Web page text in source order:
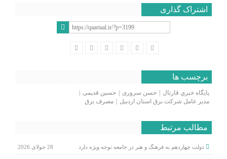
اشتراک گذاری
برچسب ها
پايگاه خبري قارتال حسن سروری
حسین قدیمی
مدیر عامل شرکت برق استان اردبیل
مصرف برق
مطالب مرتبط
دولت چهاردهم به فرهنگ و هنر در جامعه توجه ویژه دارد 28 جولای 2026